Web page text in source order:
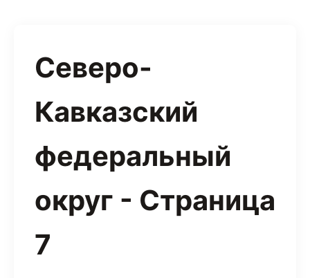
Северо-
Кавказский
федеральный
округ - Страница
7